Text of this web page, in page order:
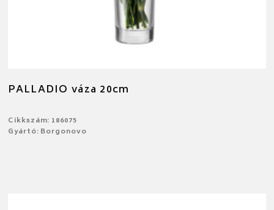
PALLADIO váza 20cm
Cikkszám: 186075
Gyártó: Borgonovo